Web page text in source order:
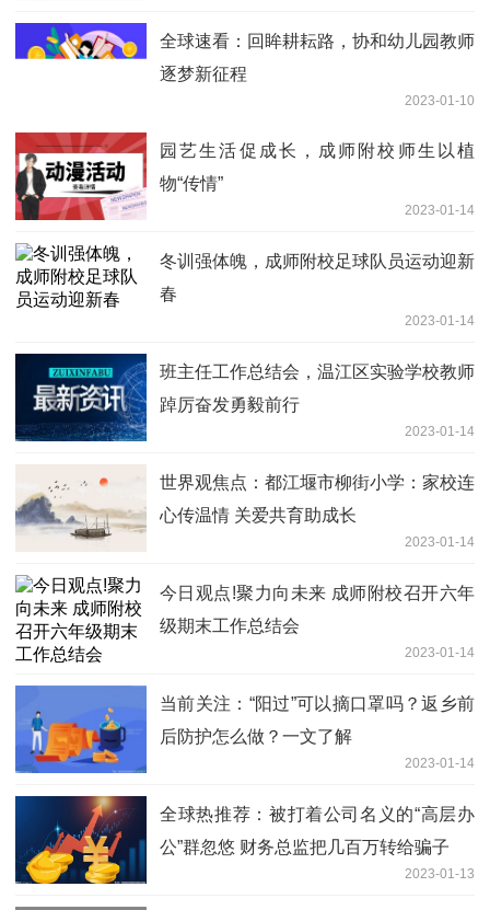
全球速看：回眸耕耘路，协和幼儿园教师
逐梦新征程
2023-01-10
园艺生活促成长，成师附校师生以植
物“传情”
2023-01-14
冬训强体魄，成师附校足球队员运动迎新
春
2023-01-14
班主任工作总结会，温江区实验学校教师
踔厉奋发勇毅前行
2023-01-14
世界观焦点：都江堰市柳街小学：家校连
心传温情 关爱共育助成长
2023-01-14
今日观点!聚力向未来 成师附校召开六年
级期末工作总结会
2023-01-14
当前关注：“阳过”可以摘口罩吗？返乡前
后防护怎么做？一文了解
2023-01-14
全球热推荐：被打着公司名义的“高层办
公”群忽悠 财务总监把几百万转给骗子
2023-01-13